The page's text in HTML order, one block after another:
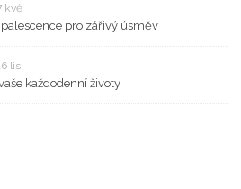
kvě
pro zářivý úsměv
lis
každodenní životy